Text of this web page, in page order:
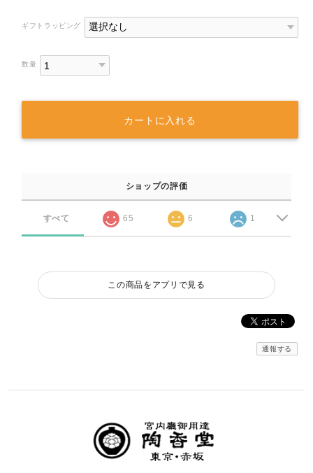
ギフトラッピング
数量
カートに入れる
ショップの評価
すべて 65 6 1
この商品をアプリで見る
通報する